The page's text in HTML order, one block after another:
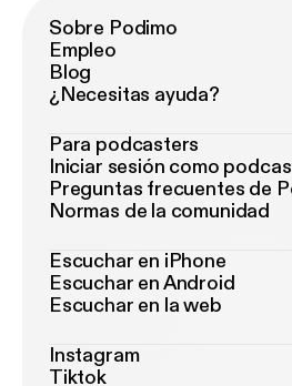
Sobre Podimo
Empleo
Blog
¿Necesitas ayuda?
Para podcasters
Iniciar sesión como
Preguntas frecuentes de
Normas de la comunidad
Escuchar en iPhone
Escuchar en Android
Escuchar en la web
Instagram
Tiktok